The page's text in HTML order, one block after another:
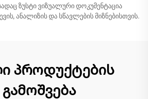
ზუსტი ვიზუალური დოკუმენტაცია
ანალიზის და სწავლების მიზნებისთვის.
პროდუქტების
გამოშვება